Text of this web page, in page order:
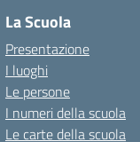
La Scuola
Presentazione
I luoghi
Le persone
I numeri della scuola
Le carte della scuola